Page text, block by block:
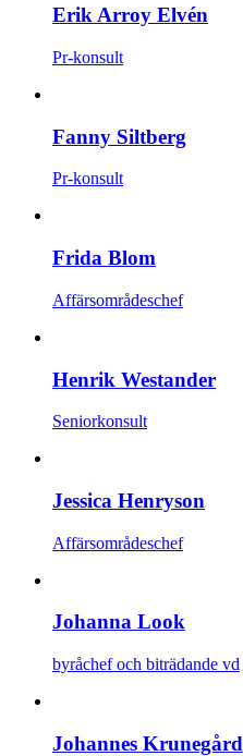
Erik Arroy Elvén
Pr-konsult
Fanny Siltberg
Pr-konsult
Frida Blom
Affärsområdeschef
Henrik Westander
Seniorkonsult
Jessica Henryson
Affärsområdeschef
Johanna Look
byråchef och biträdande vd
Johannes Krunegård